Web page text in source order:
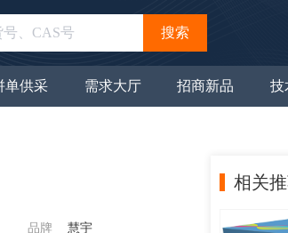
搜索
单供采 需求大厅 招商新品 技
品牌 慧宇
相关